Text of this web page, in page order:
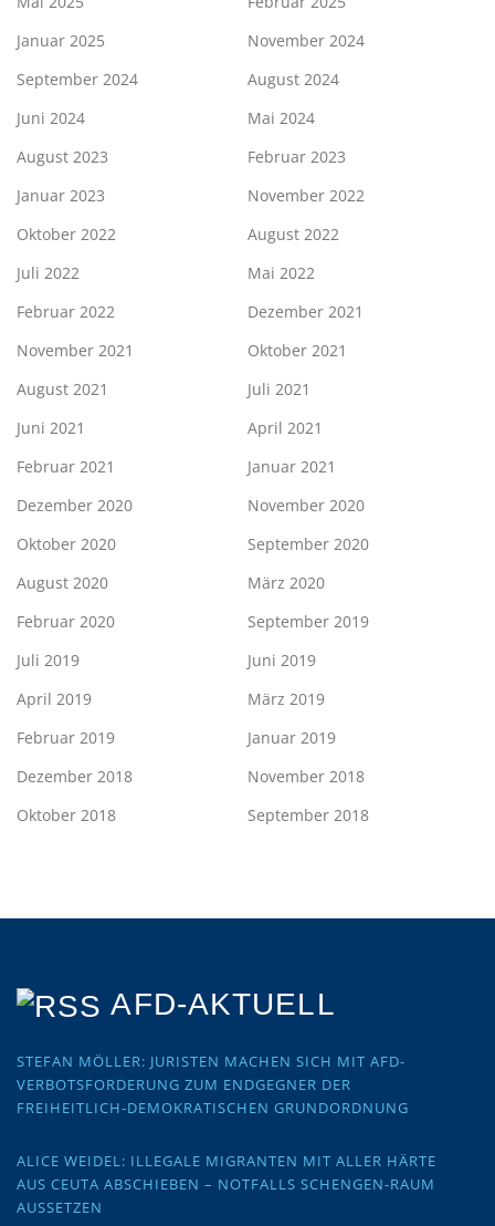
Januar 2025
November 2024
September 2024
August 2024
Juni 2024
Mai 2024
August 2023
Februar 2023
Januar 2023
November 2022
Oktober 2022
August 2022
Juli 2022
Mai 2022
Februar 2022
Dezember 2021
November 2021
Oktober 2021
August 2021
Juli 2021
Juni 2021
April 2021
Februar 2021
Januar 2021
Dezember 2020
November 2020
Oktober 2020
September 2020
August 2020
März 2020
Februar 2020
September 2019
Juli 2019
Juni 2019
April 2019
März 2019
Februar 2019
Januar 2019
Dezember 2018
November 2018
Oktober 2018
September 2018
AFD-AKTUELL
STEFAN MÖLLER: JURISTEN MACHEN SICH MIT AFD-
VERBOTSFORDERUNG ZUM ENDGEGNER DER
FREIHEITLICH-DEMOKRATISCHEN GRUNDORDNUNG
ALICE WEIDEL: ILLEGALE MIGRANTEN MIT ALLER HÄRTE
AUS CEUTA ABSCHIEBEN – NOTFALLS SCHENGEN-RAUM
AUSSETZEN